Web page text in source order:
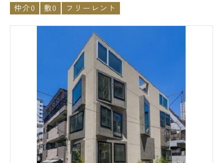
仲介0 敷0 フリーレント